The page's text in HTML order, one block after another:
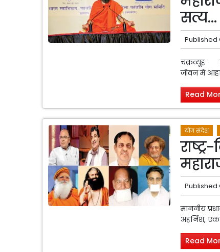
सत्य...
Published
चक्रव्यूह
जीवन में
Read
योग संदेश
Published
माननीय
अहर्निश,
Read